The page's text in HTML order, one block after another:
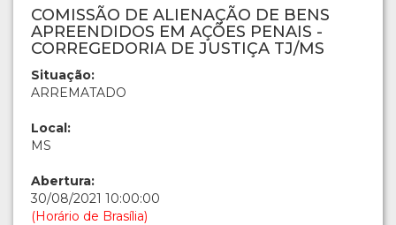
COMISSÃO DE ALIENAÇÃO DE BENS
APREENDIDOS EM AÇÕES PENAIS -
CORREGEDORIA DE JUSTIÇA TJ/MS
Situação:
ARREMATADO
Local:
MS
Abertura:
30/08/2021 10:00:00
(Horário de Brasília)